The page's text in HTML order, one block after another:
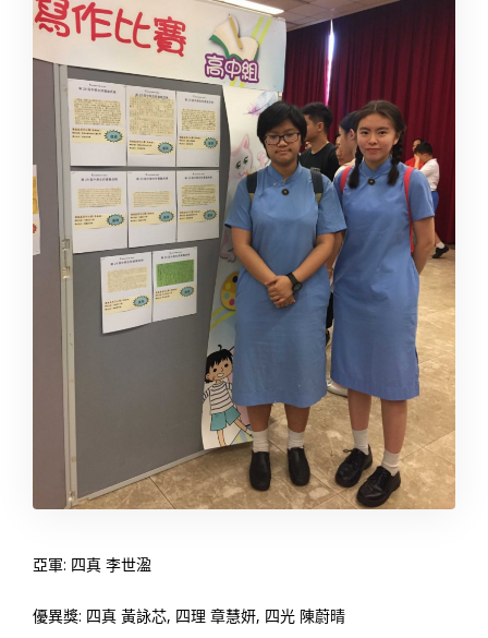
亞軍: 四真 李世溋
優異獎: 四真 黃詠芯, 四理 章慧妍, 四光 陳蔚晴